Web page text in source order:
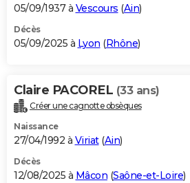
05/09/1937 à Vescours (Ain)
Décès
05/09/2025 à Lyon (Rhône)
Claire PACOREL (33 ans)
Créer une cagnotte obsèques
Naissance
27/04/1992 à Viriat(Ain)
Décès
12/08/2025 à Mâcon (Saône-et-Loire)